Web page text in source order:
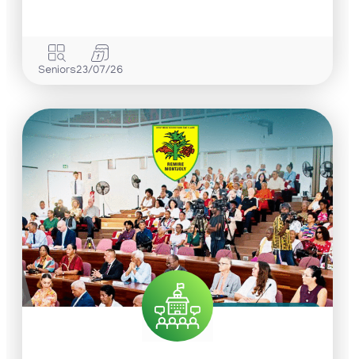
Seniors23/07/26